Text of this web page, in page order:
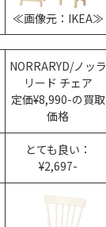
≪画像元：IKEA≫
NORRARYD/ノッラ
リード チェア
定価¥8,990-の買取
価格
とても良い：
¥2,697-